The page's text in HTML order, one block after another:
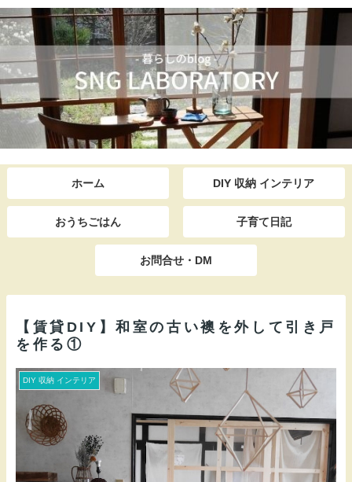
ホーム DIY 収納 インテリア
おうちごはん 子育て日記
お問合せ・DM
【賃貸DIY】和室の古い襖を外して引き戸
を作る①
DIY 収納 インテリア